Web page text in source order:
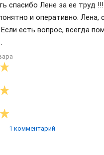
спасибо Лене за ее труд
и оперативно. Лена,
есть вопрос, всегда
1 комментарий